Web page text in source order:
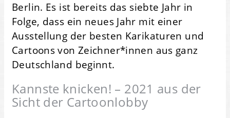
Berlin. Es ist bereits das siebte Jahr in
Folge, dass ein neues Jahr mit einer
Ausstellung der besten Karikaturen und
Cartoons von Zeichner*innen aus ganz
Deutschland beginnt.
Kannste knicken! – 2021 aus der
Sicht der Cartoonlobby